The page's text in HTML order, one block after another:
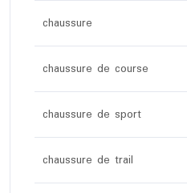
chaussure
chaussure de course
chaussure de sport
chaussure de trail